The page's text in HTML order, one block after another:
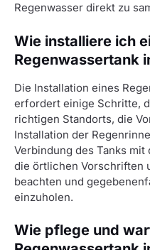
Regenwasser direkt zu
Wie installiere ich
Regenwassertank
Die Installation eines
erfordert einige Schritte,
richtigen Standorts, die
Installation der
Verbindung des Tanks
die örtlichen Vorschriften
beachten und
einzuholen.
Wie pflege und